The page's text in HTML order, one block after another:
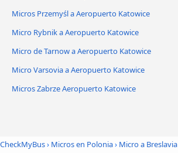
Micros Przemyśl a Aeropuerto Katowice
Micro Rybnik a Aeropuerto Katowice
Micro de Tarnow a Aeropuerto Katowice
Micro Varsovia a Aeropuerto Katowice
Micros Zabrze Aeropuerto Katowice
CheckMyBus› Micros en Polonia› Micro a Breslavia